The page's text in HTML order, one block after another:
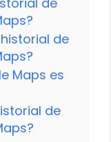
de
Maps es
de